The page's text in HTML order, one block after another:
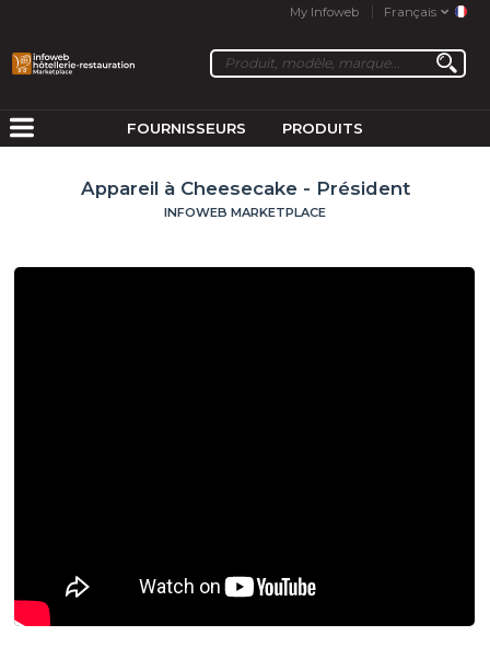
My Infoweb Français
FOURNISSEURS PRODUITS
Appareil à Cheesecake - Président
INFOWEB MARKETPLACE